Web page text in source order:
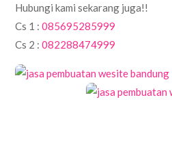
Hubungi kami sekarang juga!!
Cs 1 :085695285999
Cs 2 :082288474999